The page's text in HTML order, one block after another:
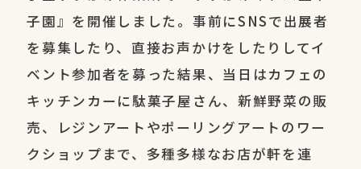
子園』を開催しました。事前にSNSで出展者
を募集したり、直接お声かけをしたりしてイ
ベント参加者を募った結果、当日はカフェの
キッチンカーに駄菓子屋さん、新鮮野菜の販
売、レジンアートやポーリングアートのワー
クショップまで、多種多様なお店が軒を連